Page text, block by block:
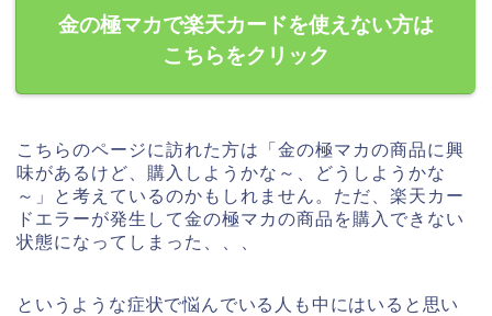
金の極マカで楽天カードを使えない方は
こちらをクリック
こちらのページに訪れた方は「金の極マカの商品に興
味があるけど、購入しようかな～、どうしようかな
～」と考えているのかもしれません。ただ、楽天カー
ドエラーが発生して金の極マカの商品を購入できない
状態になってしまった、、、
というような症状で悩んでいる人も中にはいると思い